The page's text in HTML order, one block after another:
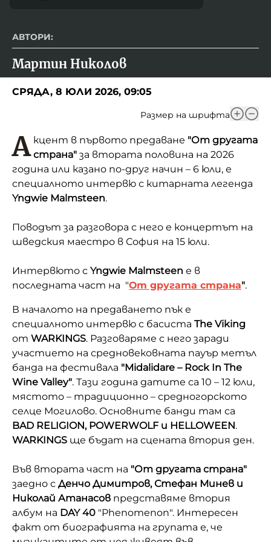
АВТОРИ:
Мартин Николов
СРЯДА, 8 ЮЛИ 2026, 09:05
Размер на шрифта
А кцент в първото предаване "От другата
страна" за втората половина на 2026
година или казано по-друг начин – 6 юли, е
специалното интервю с китарната легенда
Yngwie Malmsteen.
Поводът за разговора с него е концертът на
шведския маестро в София на 15 юли.
Интервюто с Yngwie Malmsteen е в
последната част на "От другата страна".
В началото на предаването пък е
специалното интервю с басиста The Viking
от WARKINGS. Разговаряме с него заради
участието на средновековната пауър метъл
банда на фестивала "Midalidare – Rock In The
Wine Valley". Тази година датите са 10 – 12 юли,
мястото – традиционно – средногорското
селце Могилово. Основните банди там са
BAD RELIGION, POWERWOLF и HELLOWEEN.
WARKINGS ще бъдат на сцената втория ден.
Във втората част на "От другата страна"
заедно с Денчо Димитров, Стефан Минев и
Николай Атанасов представяме втория
албум на DAY 40 "Phenomenon". Интересен
факт от биографията на групата е, че